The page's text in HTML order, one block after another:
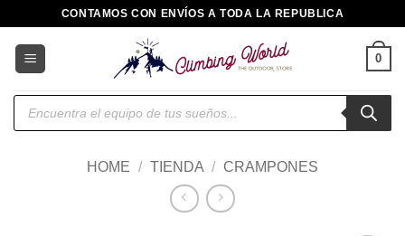
contenido
CONTAMOS CON ENVÍOS A TODA LA REPUBLICA
0
Búsqueda
HOME / TIENDA / CRAMPONES